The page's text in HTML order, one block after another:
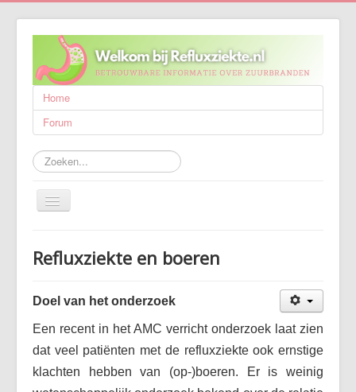
Home
Forum
Zoeken...
Schakelen
navigatie
Behandeling
Wetenschappelijk onderzoek
Wie zijn wij?
Publicaties
Vaak gestelde vragen (FAQ)
Refluxziekte en boeren
Doel van het onderzoek
Een recent in het AMC verricht onderzoek laat zien
dat veel patiënten met de refluxziekte ook ernstige
klachten hebben van (op-)boeren. Er is weinig